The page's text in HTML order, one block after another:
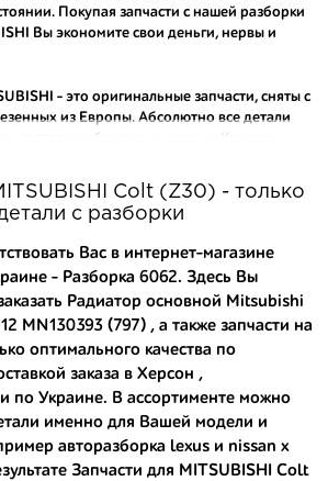
Покупая запчасти с нашей разборки
Вы экономите свои деньги, нервы и
- это оригинальные запчасти, сняты с
из Европы. Абсолютно все детали
состоянии близком к новому. Каждая
широкий ассортимент
Colt (Z30) 2004-2008
продаем оригинальные и
отказываясь от контрафактных
рекомендуют именно нашу
и проверенного продавца. Если вам
оптовую партию деталей для японских
нашего интернет-магазина
укомплектуют партию. Также мы поможем с
каталогу автозапчастей.
Colt (Z30) - только
с разборки
Вас в интернет-магазине
- Разборка 6062. Здесь Вы
Радиатор основной Mitsubishi
MN130393 (797) , а также запчасти на
оптимального качества по
заказа в Херсон ,
по Украине. В ассортименте можно
именно для Вашей модели и
авторазборка lexus и nissan x
Запчасти для MITSUBISHI Colt